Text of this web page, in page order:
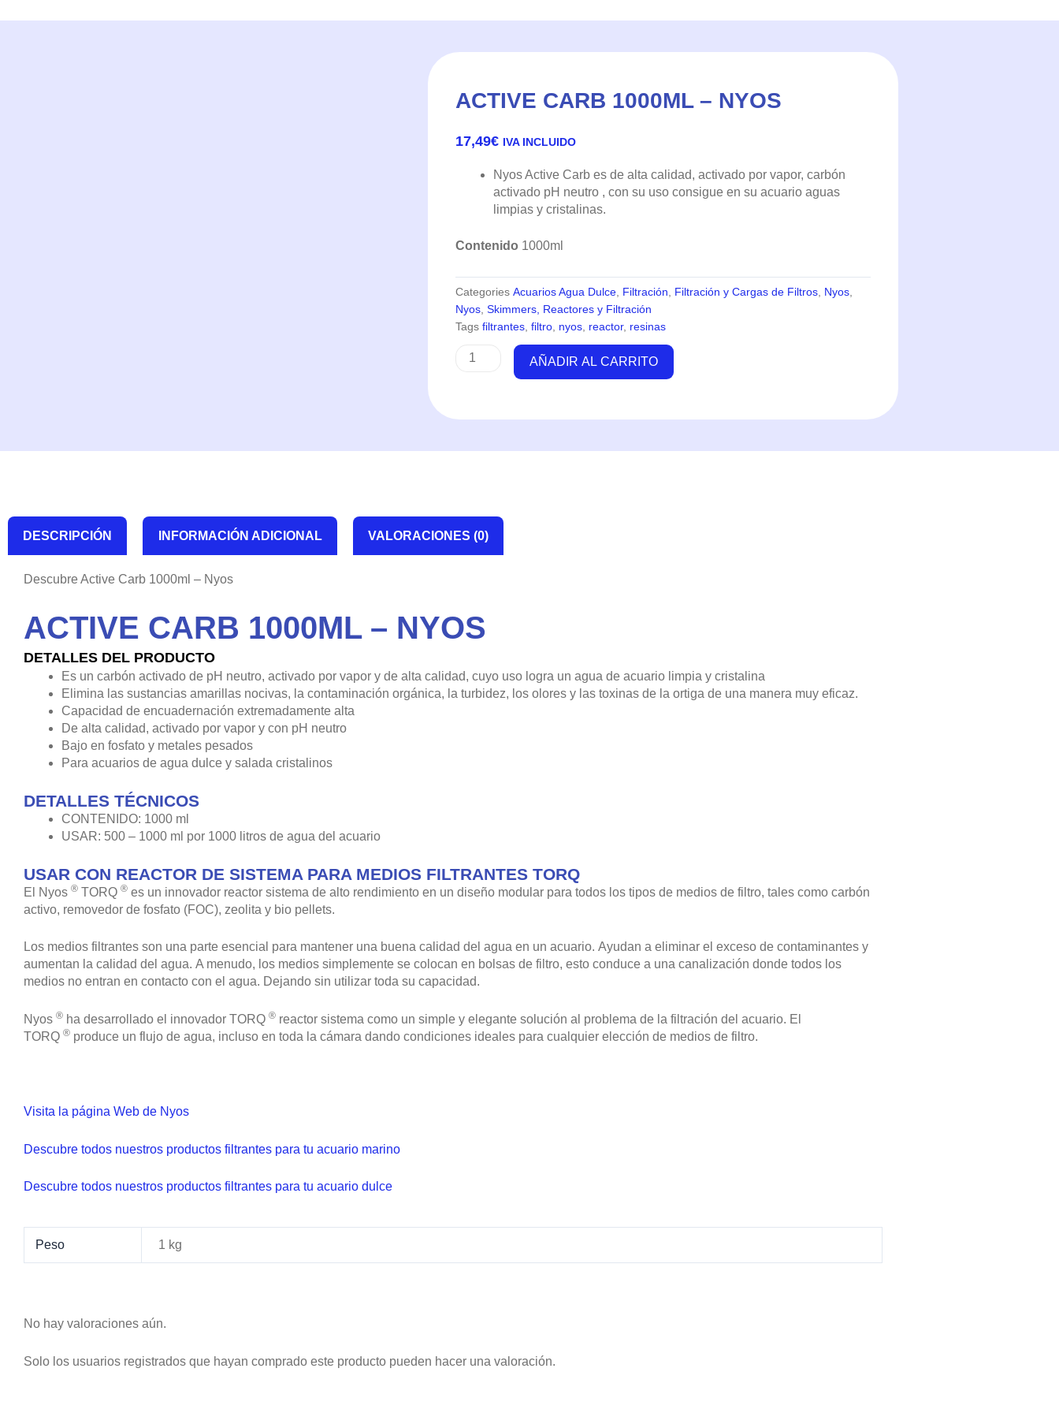
ACTIVE CARB 1000ML – NYOS
17,49€ IVA INCLUIDO
Nyos Active Carb es de alta calidad, activado por vapor, carbón
activado pH neutro , con su uso consigue en su acuario aguas
limpias y cristalinas.
Contenido 1000ml
Categories Acuarios Agua Dulce Filtración Filtración y Cargas de Filtros Nyos
Nyos Skimmers, Reactores y Filtración
Tags filtrantes filtro nyos reactor, resinas
Active
Nyos
AÑADIR AL CARRITO
DESCRIPCIÓN INFORMACIÓN ADICIONAL VALORACIONES (0)
Descubre Active Carb 1000ml – Nyos
ACTIVE CARB 1000ML – NYOS
DETALLES DEL PRODUCTO
Es un carbón activado de pH neutro, activado por vapor y de alta calidad, cuyo uso logra un agua de acuario limpia y cristalina
Elimina las sustancias amarillas nocivas, la contaminación orgánica, la turbidez, los olores y las toxinas de la ortiga de una manera muy eficaz.
Capacidad de encuadernación extremadamente alta
De alta calidad, activado por vapor y con pH neutro
Bajo en fosfato y metales pesados
Para acuarios de agua dulce y salada cristalinos
DETALLES TÉCNICOS
CONTENIDO: 1000 ml
USAR: 500 – 1000 ml por 1000 litros de agua del acuario
USAR CON REACTOR DE SISTEMA PARA MEDIOS FILTRANTES TORQ
El Nyos ® TORQ ® es un innovador reactor sistema de alto rendimiento en un diseño modular para todos los tipos de medios de filtro, tales como carbón
activo, removedor de fosfato (FOC), zeolita y bio pellets.
Los medios filtrantes son una parte esencial para mantener una buena calidad del agua en un acuario. Ayudan a eliminar el exceso de contaminantes y
aumentan la calidad del agua. A menudo, los medios simplemente se colocan en bolsas de filtro, esto conduce a una canalización donde todos los
medios no entran en contacto con el agua. Dejando sin utilizar toda su capacidad.
Nyos ® ha desarrollado el innovador TORQ ® reactor sistema como un simple y elegante solución al problema de la filtración del acuario. El
TORQ ® produce un flujo de agua, incluso en toda la cámara dando condiciones ideales para cualquier elección de medios de filtro.
Visita la página Web de Nyos
Descubre todos nuestros productos filtrantes para tu acuario marino
Descubre todos nuestros productos filtrantes para tu acuario dulce
Peso 1 kg
No hay valoraciones aún.
Solo los usuarios registrados que hayan comprado este producto pueden hacer una valoración.